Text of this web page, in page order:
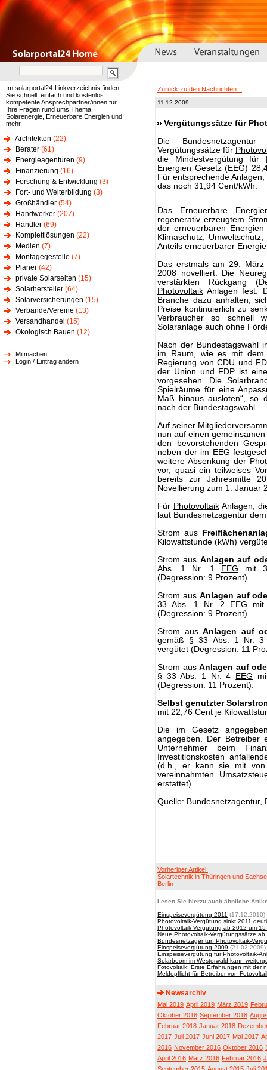
Im solarportal24-Linkverzeichnis finden
Sie schnell, einfach und kostenlos
kompetente Ansprechpartner/innen für
Ihre Fragen rund ums Thema
Solarenergie, Erneuerbare Energien und
mehr.
Architekten (22)
Berater (61)
Energieagenturen (9)
Finanzierung (16)
Forschung & Entwicklung (3)
Fort- und Weiterbildung (3)
Großhändler (54)
Handwerker (207)
Händler (69)
Komplettlösungen (22)
Medien (7)
Montagegestelle (7)
Planer (42)
private Solarseiten (15)
Solarhersteller (64)
Solarversicherungen (15)
Verbände/Vereine (13)
Versandhandel (15)
Ökologisch Bauen (12)
Mitmachen
Login / Eintrag ändern
Zurück zu den Nachrichten...
11.12.2009
Vergütungssätze für
Die
Vergütungssätze für
die Mindestvergütung für
Energien Gesetz (EEG)
Für entsprechende
das noch 31,94 Cent/kWh.
Das Erneuerbare
regenerativ erzeugtem
der erneuerbaren
Klimaschutz,
Anteils erneuerbarer
Das erstmals am 29.
2008 novelliert. Die
verstärkten Rückgang
Photovoltaik Anlagen fest.
Branche dazu anhalten,
Preise kontinuierlich zu
Verbraucher so schnell
Solaranlage auch ohne
Nach der Bundestagswahl
im Raum, wie es mit dem
Regierung von CDU und
der Union und FDP ist
vorgesehen. Die
Spielräume für eine
Maß hinaus ausloten“, so
nach der Bundestagswahl.
Auf seiner
nun auf einen
den bevorstehenden
neben der im EEG
weitere Absenkung der
vor, quasi ein teilweises
bereits zur Jahresmitte
Novellierung zum 1. Januar
Für Photovoltaik Anlagen,
laut Bundesnetzagentur
Strom aus
Kilowattstunde (kWh)
Strom aus Anlagen auf
Abs. 1 Nr. 1
EEG mit
(Degression: 9 Prozent).
Strom aus Anlagen auf
33 Abs. 1 Nr. 2
EEG mit
(Degression: 9 Prozent).
Strom aus Anlagen auf
gemäß § 33 Abs. 1 Nr.
vergütet (Degression: 11
Strom ausAnlagen auf
§ 33 Abs. 1 Nr. 4
EEG
(Degression: 11 Prozent).
Selbst genutzter
mit 22,76 Cent je
Die im Gesetz
angegeben. Der Betreiber
Unternehmer beim
Investitionskosten
(d.h., er kann sie mit von
vereinnahmten
erstattet).
Quelle: Bundesnetzagentur,
Vorheriger Artikel:
Solartechnik in Thüringen und
Berlin
Lesen Sie hierzu auch ähnliche
Einspeisevergütung 2011 (17.12.2010)
Photovoltaik-Vergütung sinkt 2011
Photovoltaik-Vergütung ab 2012 um
Neue Photovoltaik-Vergütungssätze
Bundesnetzagentur: Photovoltaik-
Einspeisevergütung 2009 (21.02.2009)
Einspeisevergütung für Photovoltaik-
Solarboom im Westerwald kann
Fotovoltaik: Erste Erfahrungen mit der
Meldepflicht für Betreiber von
Newsarchiv
Mai 2019 April 2019 März 2019
Oktober 2018 September 2018
Februar 2018 Januar 2018
2017 Juli 2017 Juni 2017 Mai 2017
2016 November 2016 Oktober 2016
April 2016 März 2016 Februar 2016